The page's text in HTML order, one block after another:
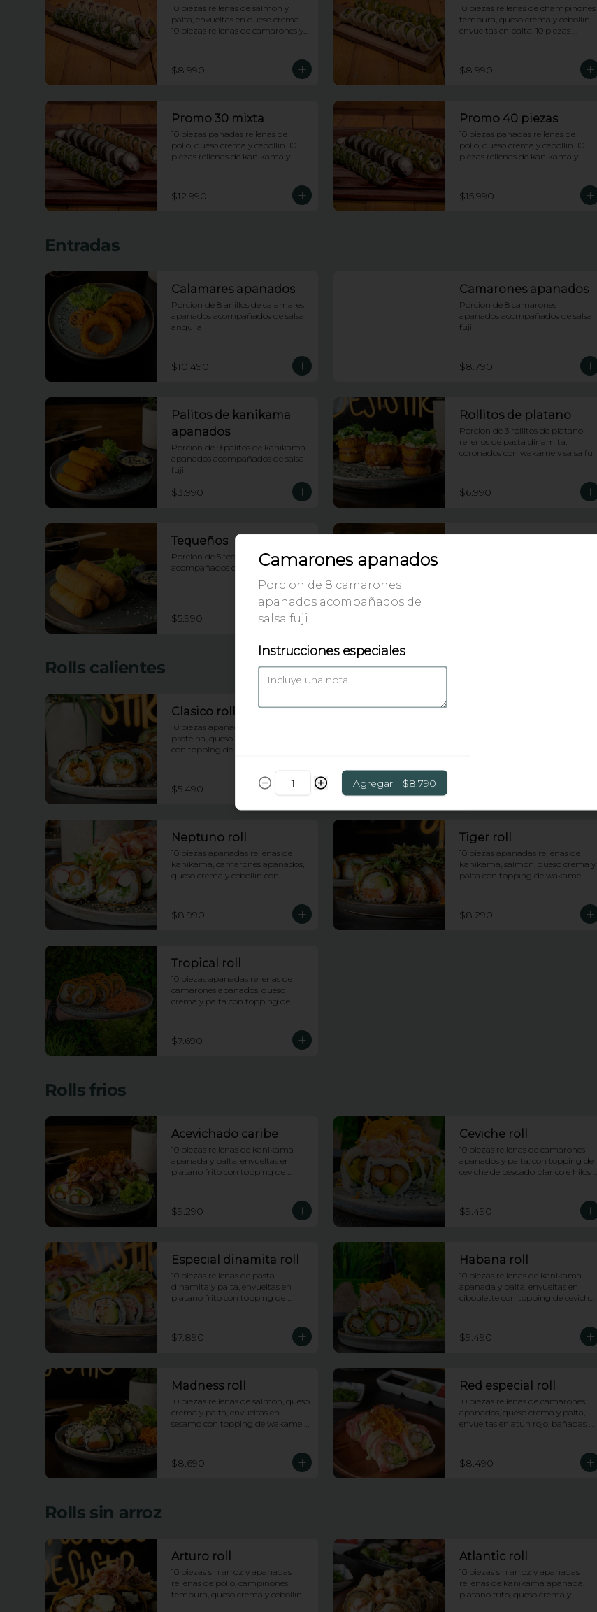
10 piezas rellenas de salmon y
palta, envueltas en queso crema.
10 piezas rellenas de camarones y
$8.990
10 piezas rellenas de champiñones
tempura, queso crema y cebollin,
envueltas en palta. 10 piezas
$8.990
Promo 30 mixta
10 piezas panadas rellenas de
pollo, queso crema y cebollin. 10
piezas rellenas de kanikama y
apanados y palta envueltas en
ciboulette.
$12.990
Promo 40 piezas
10 piezas panadas rellenas de
pollo, queso crema y cebollin. 10
piezas rellenas de kanikama y
apanados y palta envueltas en
ciboulette. 10 piezas rellenas de
$15.990
Entradas
Calamares apanados
Porcion de 8 anillos de calamares
apanados acompañados de salsa
anguila
$10.490
Camarones apanados
Porcion de 8 camarones
apanados acompañados de salsa
fuji
$8.790
Palitos de kanikama
apanados
Porcion de 9 palitos de kanikama
apanados acompañados de salsa
fuji
$3.990
Rollitos de platano
Porcion de 3 rollitos de platano
rellenos de pasta dinamita,
coronados con wakame y salsa fuji
$6.990
Tequeños
Porcion de 5 tequeños
acompañados con salsa tartara
$5.990
Rolls calientes
Clasico roll
10 piezas apanadas rellenas de
proteina, queso crema y cebollin
con topping de salsa anguila
$5.490
Neptuno roll
10 piezas apanadas rellenas de
kanikama, camarones apanados,
queso crema y cebollin con
$8.990
Tiger roll
10 piezas apanadas rellenas de
kanikama, salmon, queso crema y
palta con topping de wakame
$8.290
Tropical roll
10 piezas apanadas rellenas de
camarones apanados, queso
crema y palta con topping de
$7.690
Rolls frios
Acevichado caribe
10 piezas rellenas de kanikama
apanada y palta, envueltas en
platano frito con topping de
$9.290
Ceviche roll
10 piezas rellenas de camarones
apanados y palta, con topping de
ceviche de pescado blanco e hilos
$9.490
Especial dinamita roll
10 piezas rellenas de pasta
dinamita y palta, envueltas en
platano frito con topping de
$7.890
Habana roll
10 piezas rellenas de kanikama
apanada y palta, envueltas en
ciboulette con topping de ceviche
$9.490
Madness roll
10 piezas rellenas de salmon, queso
crema y palta, envueltas en
sesamo con topping de wakame
$8.690
Red especial roll
10 piezas rellenas de camarones
apanados, queso crema y palta,
envueltas en atun rojo, bañadas
$8.490
Rolls sin arroz
Arturo roll
10 piezas sin arroz y apanadas
rellenas de pollo, campiñones
tempura, queso crema y cebollin,
Atlantic roll
10 piezas sin arroz y apanadas
rellenas de kanikama apanada,
platano frito, queso crema y
Camarones apanados
Porcion de 8 camarones
apanados acompañados de
salsa fuji
Instrucciones especiales
Agregar $8.790